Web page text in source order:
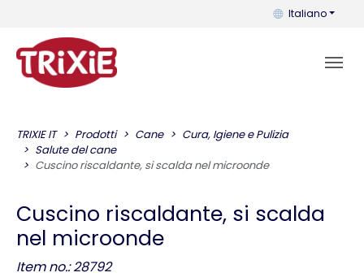
Puoi cambiare
Italiano
TRIXIE IT Prodotti Cane
Cura, Igiene e Pulizia
Salute del cane
Cuscino riscaldante, si scalda nel microonde
Cuscino riscaldante, si scalda
nel microonde
Item no.: 28792